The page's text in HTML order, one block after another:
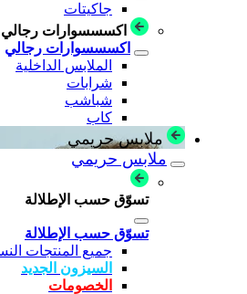
جاكيتات
اكسسسوارات رجالي
اكسسسوارات رجالي
الملابس الداخلية
شرابات
شباشب
كاب
ملابس حريمي
ملابس حريمي
تسوّق حسب الإطلالة
تسوّق حسب الإطلالة
جميع المنتجات
السيزون الجديد
الخصومات